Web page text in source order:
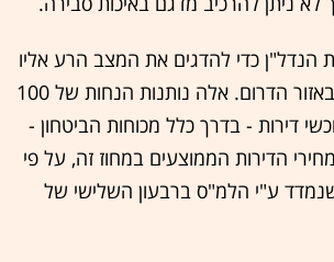
הנדל"ן כדי להדגים את המצב הרע אליו
נקלע שוק הדירות באזור הדרום. אלה נותנות הנחות של 100
דירות - בדרך כלל מכוחות הביטחון -
8% ממחירי הדירות הממוצעים במחוז זה, על פי
ע"י הלמ"ס ברבעון השלישי של